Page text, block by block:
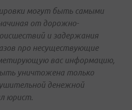
могут быть самыми
от дорожно-
и задержания
про несуществующие
вас информацию,
уничтожена только
денежной
юрист.